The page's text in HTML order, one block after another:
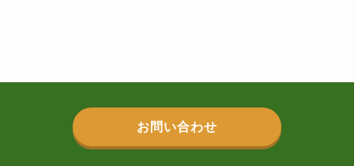
お問い合わせ